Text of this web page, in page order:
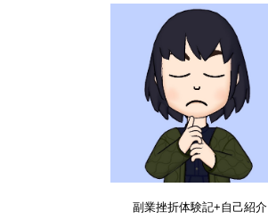
副業挫折体験記+自己紹介